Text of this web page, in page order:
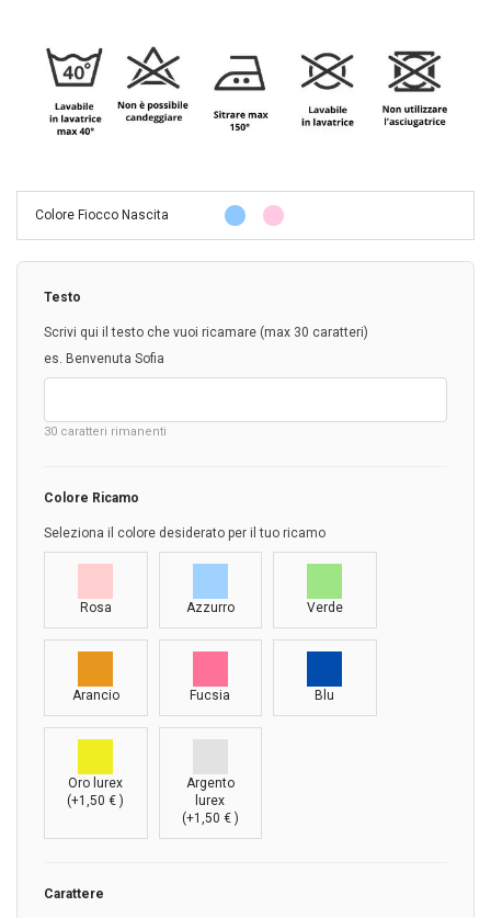
Colore Fiocco Nascita
Testo
Scrivi qui il testo che vuoi ricamare (max 30 caratteri)
es. Benvenuta Sofia
30 caratteri rimanenti
Colore Ricamo
Seleziona il colore desiderato per il tuo ricamo
Rosa Azzurro Verde
Arancio Fucsia Blu
Oro lurex
(+1,50€ )
Argento
lurex
(+1,50 € )
Carattere